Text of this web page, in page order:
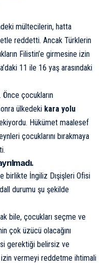
mültecilerin, hatta
reddetti. Ancak Türklerin
Filistin’e girmesine izin
11 ile 16 yaş arasındaki
çocukların
ülkedeki kara yolu
Hükümet maalesef
çocuklarını bırakmaya
birlikte İngiliz Dışişleri Ofisi
durumu şu şekilde
bile, çocukları seçme ve
çok üzücü olacağını
gerektiği belirsiz ve
izin vermeyi reddetme ihtimali